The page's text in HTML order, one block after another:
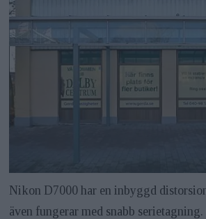
Nikon D7000 har en inbyggd
även fungerar med snabb